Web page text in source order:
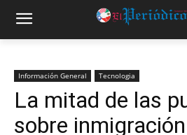
Información General Tecnologia
La mitad de las
sobre